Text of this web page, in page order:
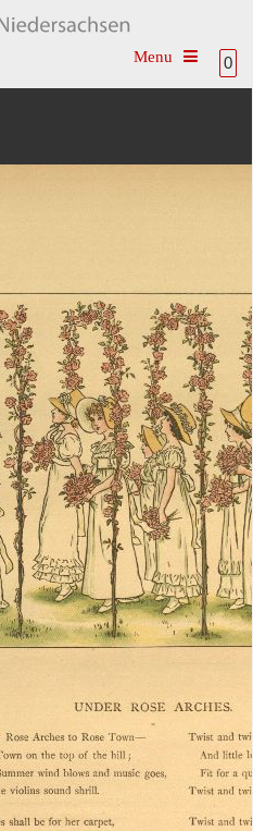
0
Toggle